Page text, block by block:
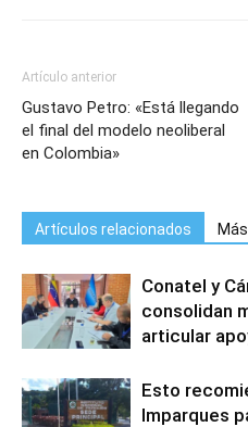
Artículo anterior
Gustavo Petro: «Está llegando
el final del modelo neoliberal
en Colombia»
Artículos relacionados
Conatel y
consolidan
articular
Esto
Imparques